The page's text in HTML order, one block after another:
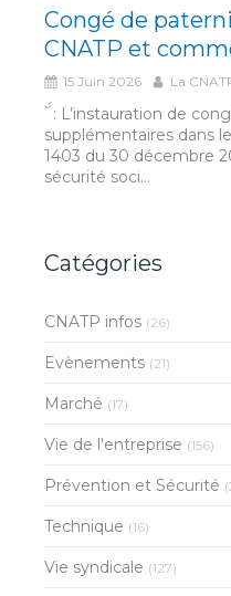
Congé de
CNATP et
15 Juin 2026 La
: L’instauration de
supplémentaires dans
1403 du 30 décembre
sécurité soci...
Catégories
CNATP infos (26)
Evènements (21)
Marché (17)
Vie de l'entreprise (156)
Prévention et Sécurité
Technique (16)
Vie syndicale (127)